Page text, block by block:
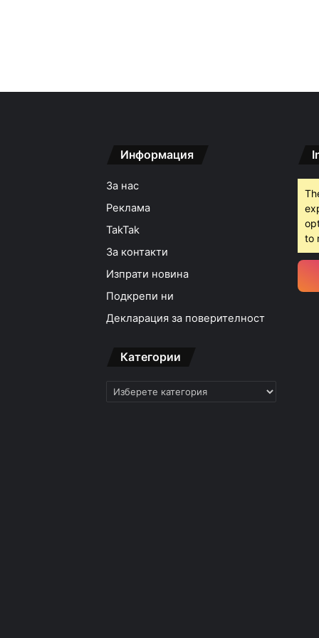
Информация
За нас
Реклама
TakTak
За контакти
Изпрати новина
Подкрепи ни
Декларация за поверителност
Категории
Категории
to